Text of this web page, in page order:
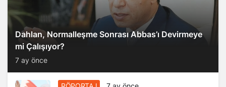
Dahlan, Normalleşme Sonrası Abbas’ı Devirmeye
mi Çalışıyor?
7 ay önce
RÖPORTAJ 7 ay önce